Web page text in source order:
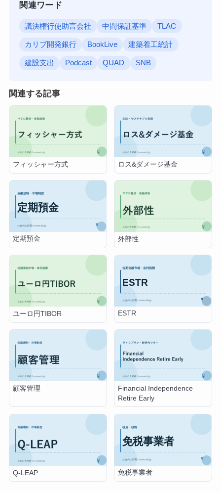
関連ワード
議決権行使助言会社 中間保証基準 TLAC
カリブ開発銀行 BookLive 建築着工統計
建設支出 Podcast QUAD SNB
関連する記事
フィッシャー方式 ロス&ダメージ基金
定期預金 外部性
ユーロ円TIBOR ESTR
顧客管理
Financial Independence
Retire Early
Q-LEAP 免税事業者